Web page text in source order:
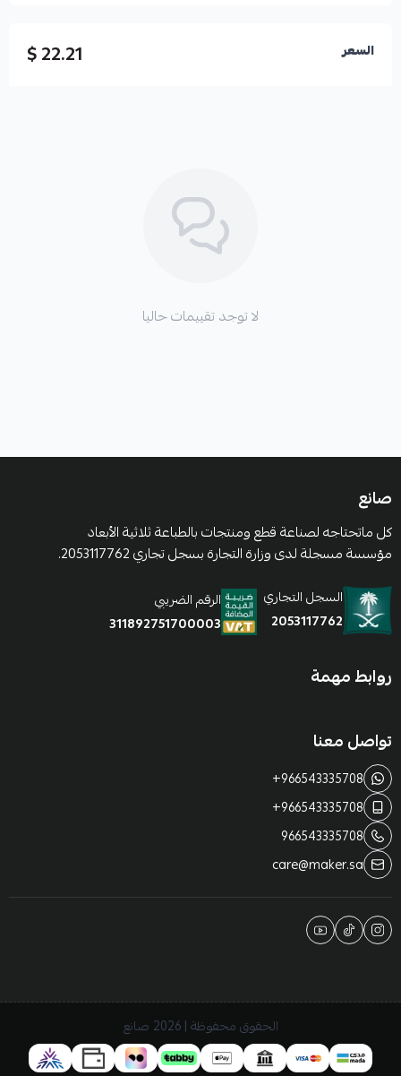
السعر 22.21 $
لا توجد تقييمات حاليا
صانع
كل ماتحتاجه لصناعة قطع ومنتجات بالطباعة ثلاثية الأبعاد
مؤسسة مسجلة لدى وزارة التجارة بسجل تجاري 2053117762.
السجل التجاري
2053117762
الرقم الضريبي
311892751700003
روابط مهمة
تواصل معنا
+966543335708
+966543335708
966543335708
care@maker.sa
الحقوق محفوظة | 2026 صانع